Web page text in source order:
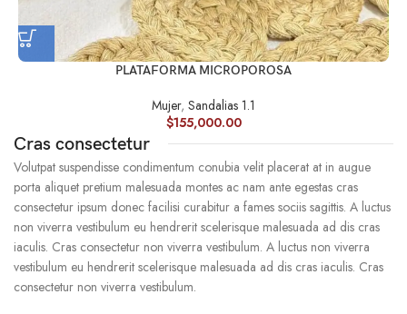
PLATAFORMA MICROPOROSA
Mujer, Sandalias 1.1
$155,000.00
Cras consectetur
Volutpat suspendisse condimentum conubia velit placerat at in augue
porta aliquet pretium malesuada montes ac nam ante egestas cras
consectetur ipsum donec facilisi curabitur a fames sociis sagittis. A luctus
non viverra vestibulum eu hendrerit scelerisque malesuada ad dis cras
iaculis. Cras consectetur non viverra vestibulum. A luctus non viverra
vestibulum eu hendrerit scelerisque malesuada ad dis cras iaculis. Cras
consectetur non viverra vestibulum.